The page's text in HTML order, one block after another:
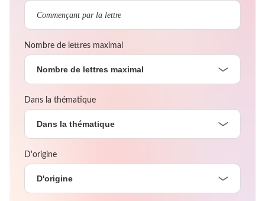
Nombre de lettres maximal
Nombre de lettres maximal
Dans la thématique
Dans la thématique
D'origine
D'origine